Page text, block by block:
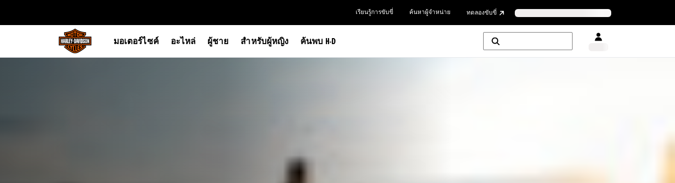
เรียนรู้การขับขี่ ค้นหาผู้จำหน่าย ทดลองขับขี่
มอเตอร์ไซค์ อะไหล่ ผู้ชาย สำหรับผู้หญิง ค้นพบ H-D